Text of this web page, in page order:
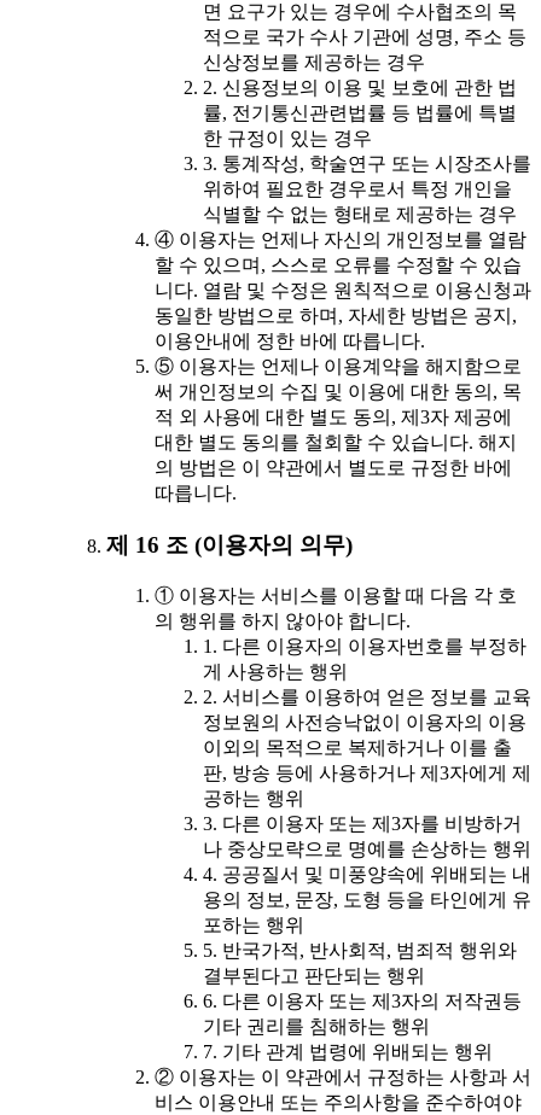
면 요구가 있는 경우에 수사협조의 목
적으로 국가 수사 기관에 성명, 주소 등
신상정보를 제공하는 경우
2. 신용정보의 이용 및 보호에 관한 법
률, 전기통신관련법률 등 법률에 특별
한 규정이 있는 경우
3. 통계작성, 학술연구 또는 시장조사를
위하여 필요한 경우로서 특정 개인을
식별할 수 없는 형태로 제공하는 경우
④ 이용자는 언제나 자신의 개인정보를 열람
할 수 있으며, 스스로 오류를 수정할 수 있습
니다. 열람 및 수정은 원칙적으로 이용신청과
동일한 방법으로 하며, 자세한 방법은 공지,
이용안내에 정한 바에 따릅니다.
⑤ 이용자는 언제나 이용계약을 해지함으로
써 개인정보의 수집 및 이용에 대한 동의, 목
적 외 사용에 대한 별도 동의, 제3자 제공에
대한 별도 동의를 철회할 수 있습니다. 해지
의 방법은 이 약관에서 별도로 규정한 바에
따릅니다.
제 16 조 (이용자의 의무)
① 이용자는 서비스를 이용할 때 다음 각 호
의 행위를 하지 않아야 합니다.
1. 다른 이용자의 이용자번호를 부정하
게 사용하는 행위
2. 서비스를 이용하여 얻은 정보를 교육
정보원의 사전승낙없이 이용자의 이용
이외의 목적으로 복제하거나 이를 출
판, 방송 등에 사용하거나 제3자에게 제
공하는 행위
3. 다른 이용자 또는 제3자를 비방하거
나 중상모략으로 명예를 손상하는 행위
4. 공공질서 및 미풍양속에 위배되는 내
용의 정보, 문장, 도형 등을 타인에게 유
포하는 행위
5. 반국가적, 반사회적, 범죄적 행위와
결부된다고 판단되는 행위
6. 다른 이용자 또는 제3자의 저작권등
기타 권리를 침해하는 행위
7. 기타 관계 법령에 위배되는 행위
② 이용자는 이 약관에서 규정하는 사항과 서
비스 이용안내 또는 주의사항을 준수하여야